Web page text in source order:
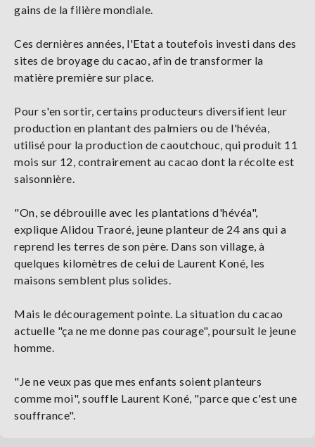
gains de la filière mondiale.
Ces dernières années, l'Etat a toutefois investi dans des
sites de broyage du cacao, afin de transformer la
matière première sur place.
Pour s'en sortir, certains producteurs diversifient leur
production en plantant des palmiers ou de l'hévéa,
utilisé pour la production de caoutchouc, qui produit 11
mois sur 12, contrairement au cacao dont la récolte est
saisonnière.
"On, se débrouille avec les plantations d'hévéa",
explique Alidou Traoré, jeune planteur de 24 ans qui a
reprend les terres de son père. Dans son village, à
quelques kilomètres de celui de Laurent Koné, les
maisons semblent plus solides.
Mais le découragement pointe. La situation du cacao
actuelle "ça ne me donne pas courage", poursuit le jeune
homme.
"Je ne veux pas que mes enfants soient planteurs
comme moi", souffle Laurent Koné, "parce que c'est une
souffrance".